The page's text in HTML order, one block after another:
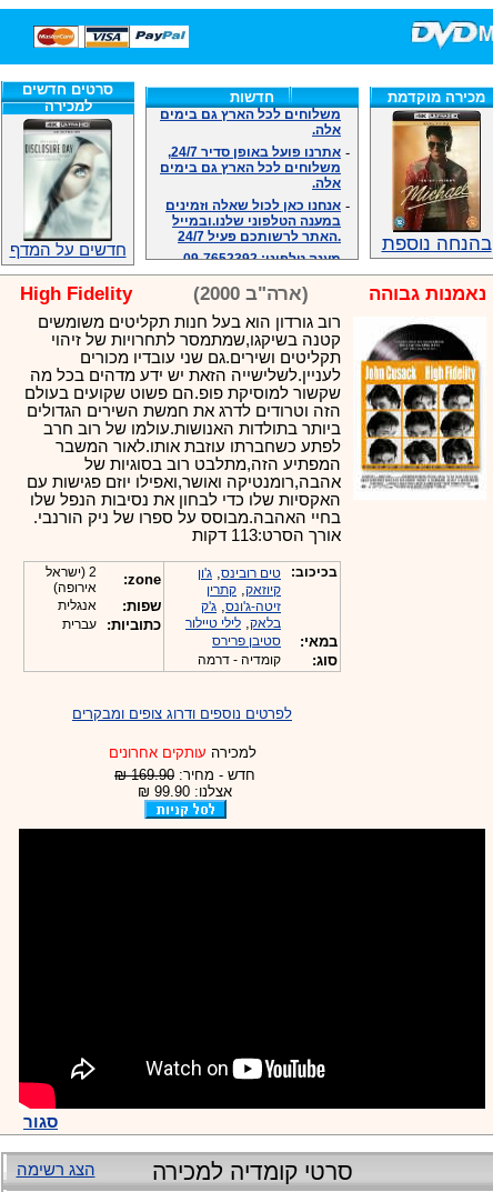
חנות הסרטים DVD/בלו-ריי/3D הגדולה ביותר!
מכירה מוקדמת
בהנחה נוספת
חדשות
משלוחים לכל הארץ גם בימים
אלה.
משלוחים לכל הארץ גם בימים
אלה.
אנחנו כאן לכול שאלה וזמינים
במענה הטלפוני שלנו.ובמייל
.האתר לרשותכם פעיל 24/7
מענה טלפוני: 09-7652392
-צוות דיוידי מאסטר ישיר.
זמינים במייל ובטלפון. האתר
לרשותכם פעיל 24/7
צוות דיוידי מאסטר ישיר.
אנחנו כאן לכול שאלה וזמינים
במענה הטלפוני שלנו.ובמייל
.האתר לרשותכם 24/7
מענה טלפוני: 09-7652392
צוות דיוידי מאסטר ישיר.
סרטים חדשים
למכירה
חדשים על המדף
נאמנות גבוהה (ארה"ב 2000) High Fidelity
רוב גורדון הוא בעל חנות תקליטים משומשים
קטנה בשיקגו,שמתמסר לתחרויות של זיהוי
תקליטים ושירים.גם שני עובדיו מכורים
לעניין.לשלישייה הזאת יש ידע מדהים בכל מה
שקשור למוסיקת פופ.הם פשוט שקועים בעולם
הזה וטרודים לדרג את חמשת השירים הגדולים
ביותר בתולדות האנושות.עולמו של רוב חרב
לפתע כשחברתו עוזבת אותו.לאור המשבר
המפתיע הזה,מתלבט רוב בסוגיות של
אהבה,רומנטיקה ואושר,ואפילו יוזם פגישות עם
האקסיות שלו כדי לבחון את נסיבות הנפל שלו
בחיי האהבה.מבוסס על ספרו של ניק הורנבי.
אורך הסרט:113 דקות
בכיכוב: טים רובינס, ג'ון
קיוזאק, קתרין
זיטה-ג'ונס, ג'ק
בלאק, לילי טיילור
במאי: סטיבן פרירס
סוג: קומדיה - דרמה
zone:
2 (ישראל
אירופה)
שפות: אנגלית
כתוביות: עברית
לפרטים נוספים ודרוג צופים ומבקרים
למכירה עותקים אחרונים
חדש - מחיר: 169.90 ₪
אצלנו: 99.90 ₪
סגור
הצג רשימה סרטי קומדיה למכירה